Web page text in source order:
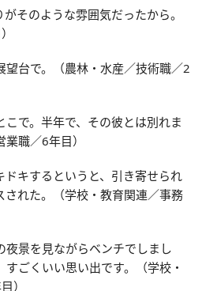
そのような雰囲気だったから。
望台で。（農林・水産／技術職／2
で。半年で、その彼とは別れま
職／6年目）
ドキするというと、引き寄せられ
された。（学校・教育関連／事務
夜景を見ながらベンチでしまし
ごくいい思い出です。（学校・
）